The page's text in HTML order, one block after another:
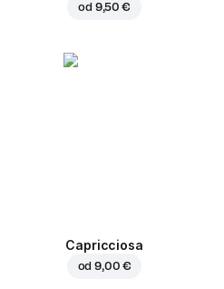
od 9,50 €
Capricciosa
od9,00 €